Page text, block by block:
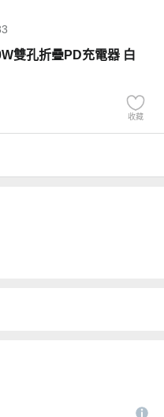
雙孔折疊PD充電器 白
收藏